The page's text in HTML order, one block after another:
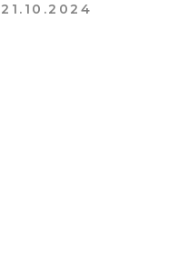
21.10.2024